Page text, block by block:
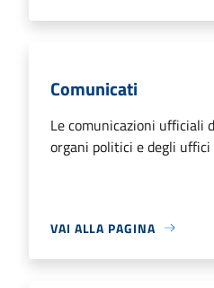
Comunicati
Le comunicazioni ufficiali
organi politici e degli uffici
VAI ALLA PAGINA